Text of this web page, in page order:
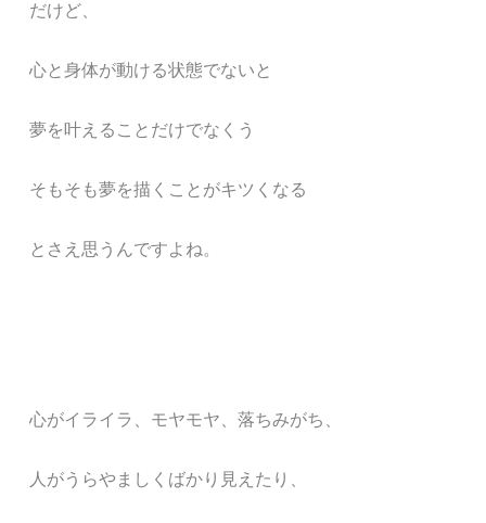
だけど、
心と身体が動ける状態でないと
夢を叶えることだけでなくう
そもそも夢を描くことがキツくなる
とさえ思うんですよね。
心がイライラ、モヤモヤ、落ちみがち、
人がうらやましくばかり見えたり、